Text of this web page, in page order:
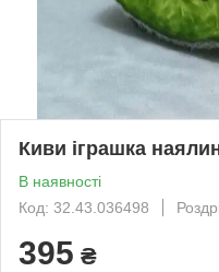
Киви іграшка
В наявності
Код: 32.43.036498
395 ₴